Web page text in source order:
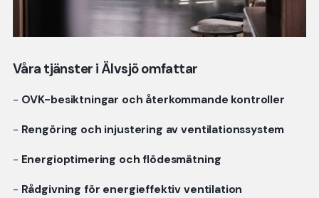
Våra tjänster i Älvsjö omfattar
- OVK-besiktningar och återkommande kontroller
- Rengöring och injustering av ventilationssystem
- Energioptimering och flödesmätning
- Rådgivning för energieffektiv ventilation